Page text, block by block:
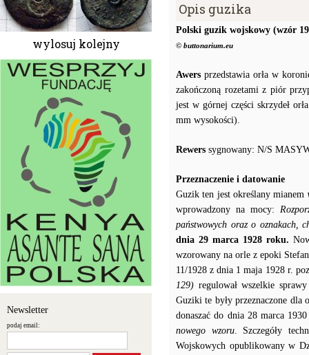
wylosuj kolejny
Newsletter
podaj email:
Opis guzika
Polski guzik wojskowy (wzór
© buttonarium.eu
Awers przedstawia orła w
zakończoną rozetami z piór
jest w górnej części skrzydeł
mm wysokości).
Rewers sygnowany: N/S
Przeznaczenie i datowanie
Guzik ten jest określany mianem
wprowadzony na mocy:
państwowych oraz o oznakach,
dnia 29 marca 1928 roku.
wzorowany na orle z epoki
11/1928 z dnia 1 maja 1928 r.
129) regulował wszelkie
Guziki te były przeznaczone
donaszać do dnia 28 marca
nowego wzoru. Szczegóły
Wojskowych opublikowany w